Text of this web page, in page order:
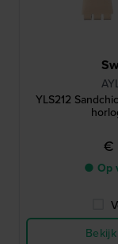
YLS212
€
● Op